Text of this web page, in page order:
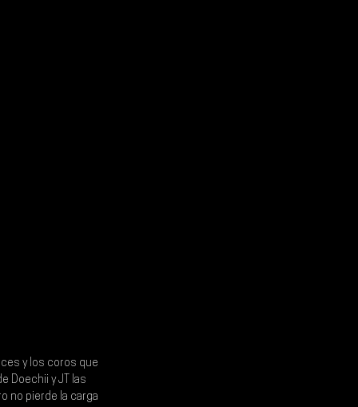
y los coros que
Doechii y JT las
no pierde la carga